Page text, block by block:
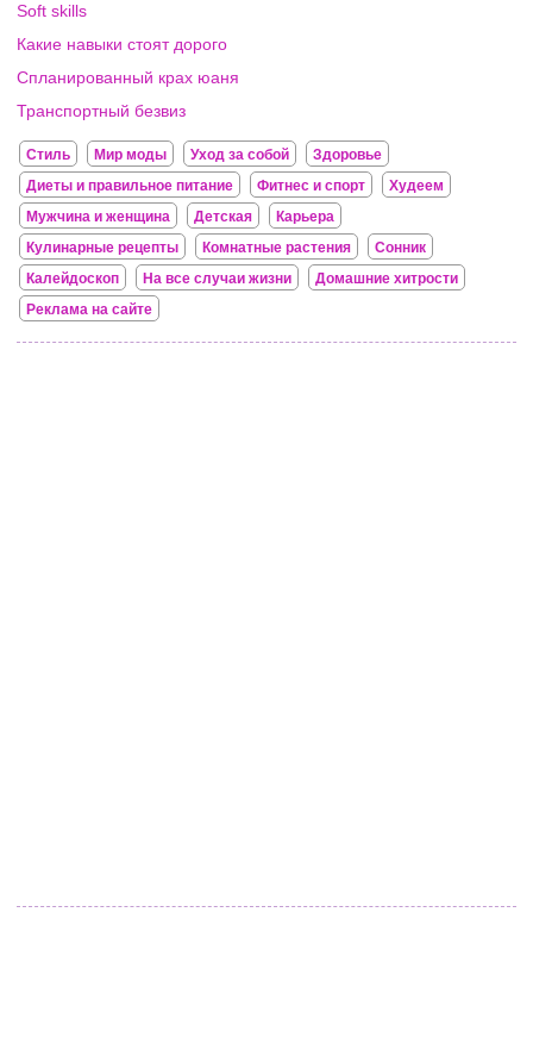
Soft skills
Какие навыки стоят дорого
Спланированный крах юаня
Транспортный безвиз
Стиль Мир моды Уход за собой
Здоровье
Диеты и правильное питание
Фитнес и спорт
Худеем
Мужчина и женщина
Детская
Карьера
Кулинарные рецепты
Комнатные растения
Сонник
Калейдоскоп
На все случаи жизни
Домашние хитрости
Реклама на сайте